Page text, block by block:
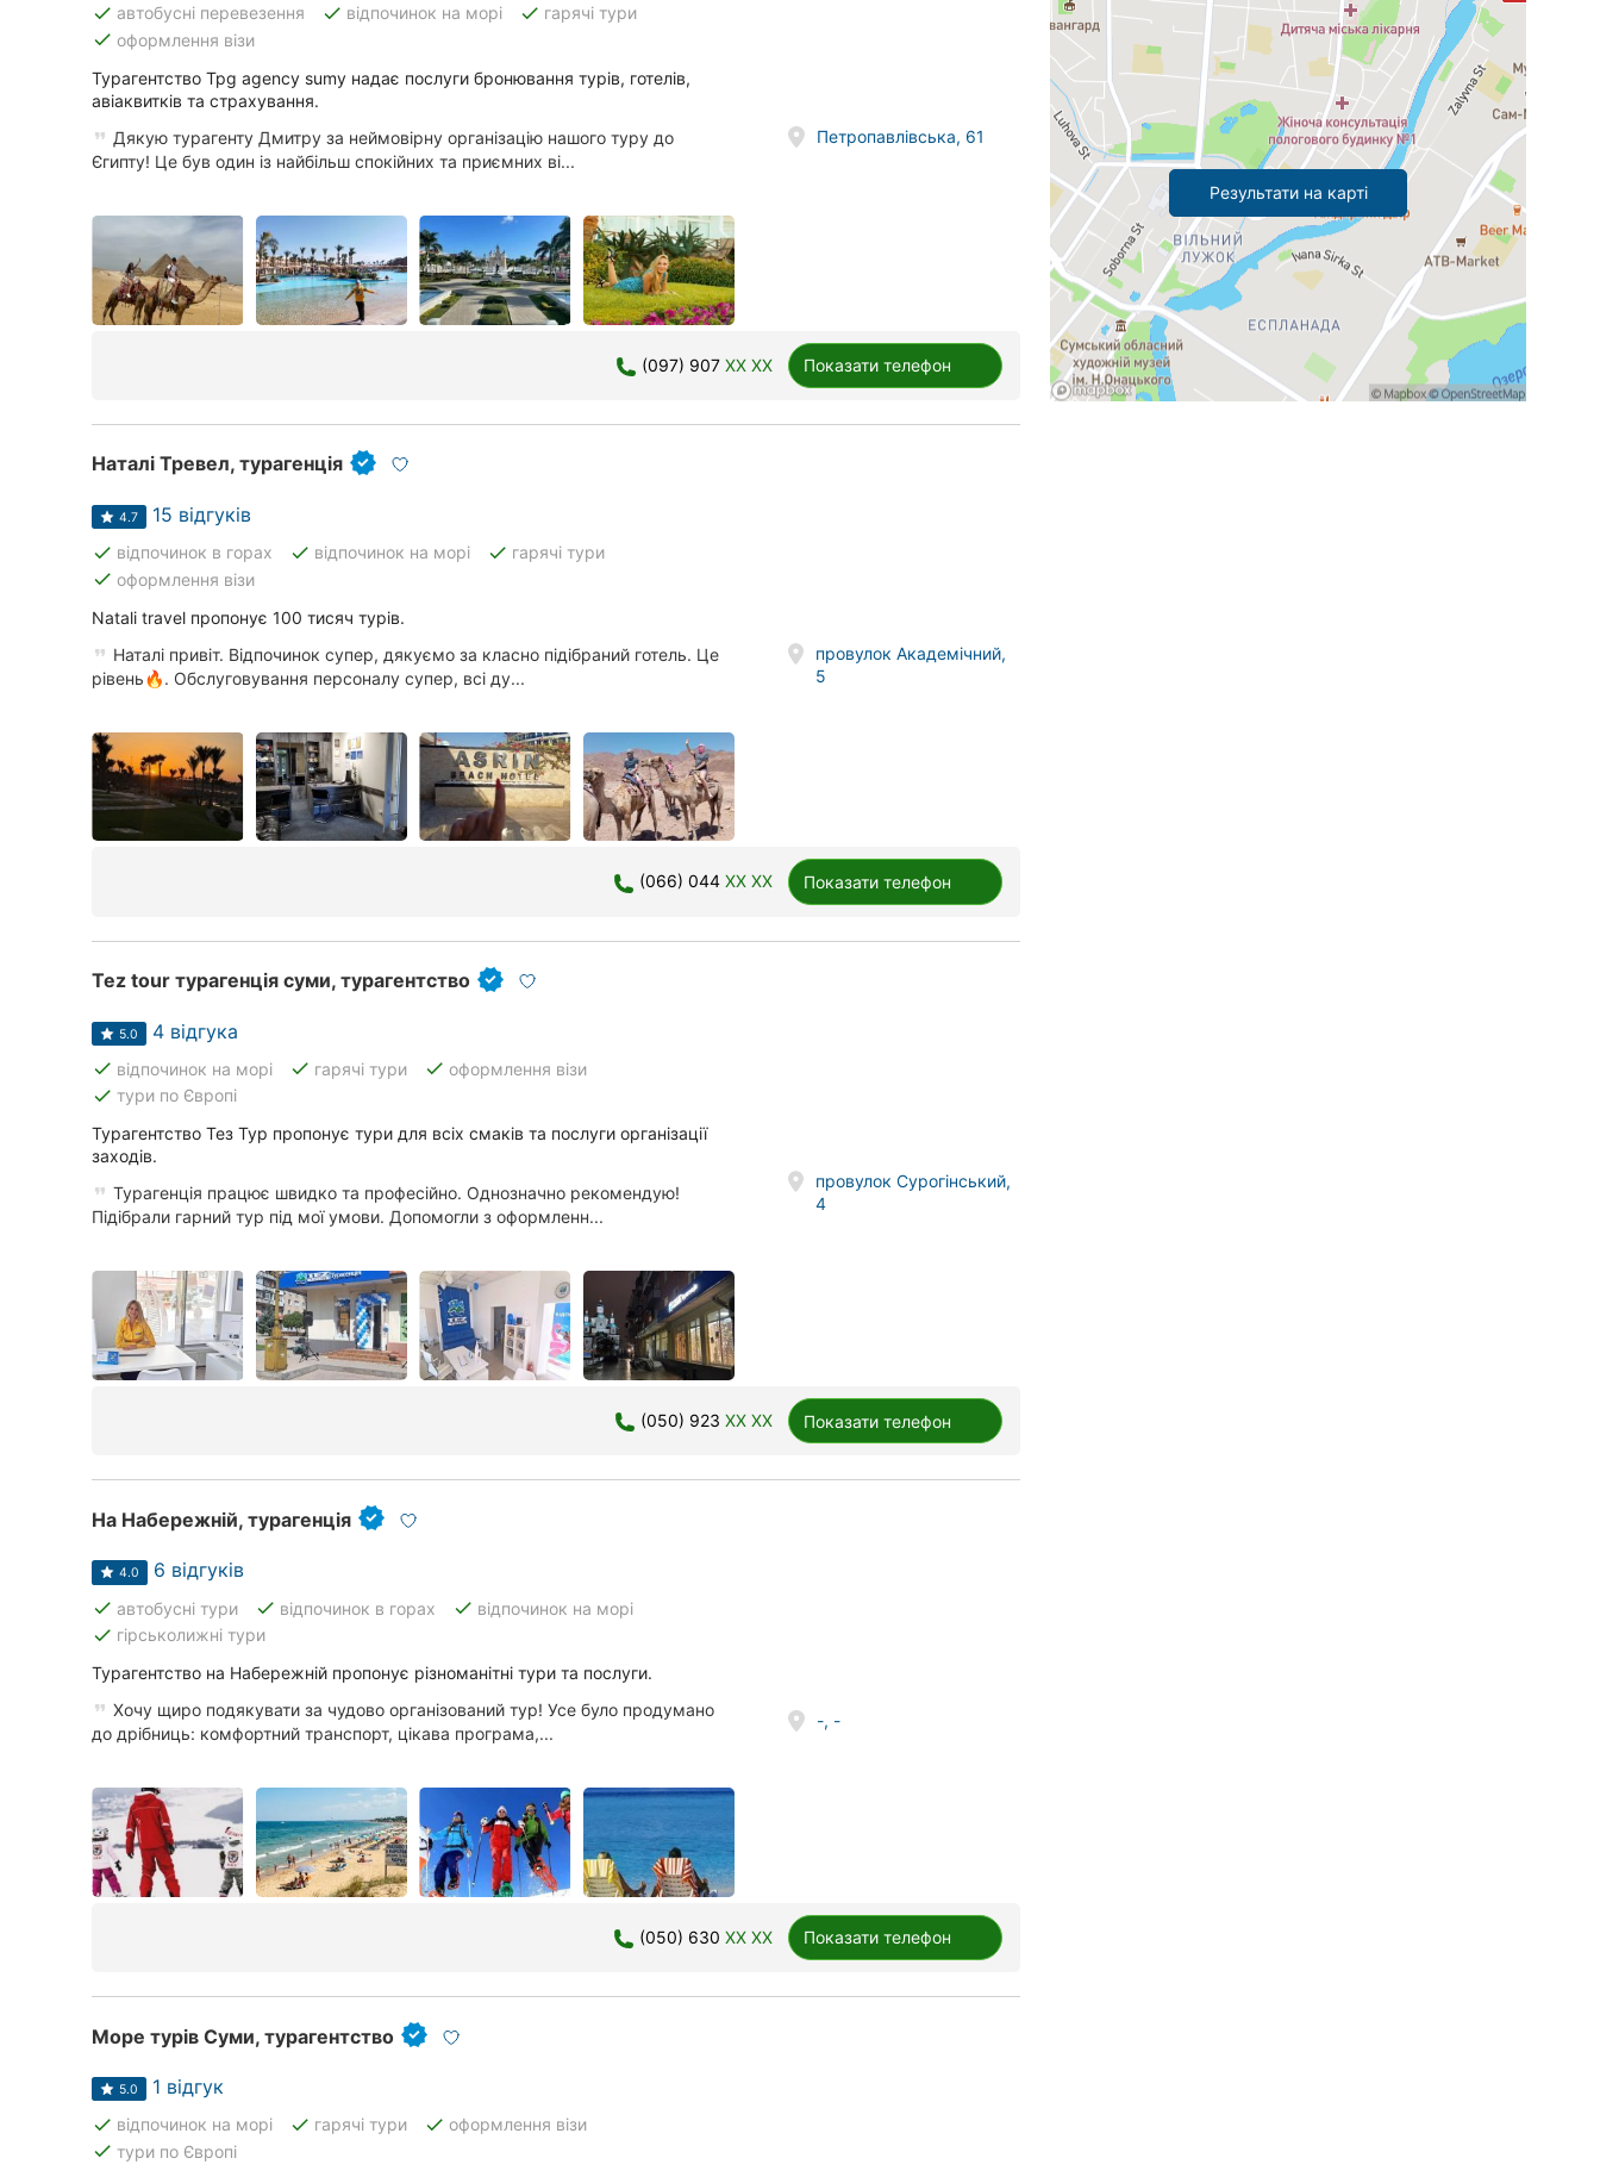
Всі міста:
Тернопіль
Харків
Дніпро
Кривий Ріг
Миколаїв
Полтава
Черкаси
Чернівці
Івано-Франківськ
done автобусні перевезення done відпочинок на морі done гарячі тури
done оформлення візи
Турагентство Tpg agency sumy надає послуги бронювання турів, готелів,
авіаквитків та страхування.
Дякую турагенту Дмитру за неймовірну організацію нашого туру до
Єгипту! Це був один із найбільш спокійних та приємних ві...
Петропавлівська, 61
(097) 907 XX XX Показати телефон
Наталі Тревел, турагенція
4.7 15 відгуків
done відпочинок в горах done відпочинок на морі done гарячі тури
done оформлення візи
Natali travel пропонує 100 тисяч турів.
Наталі привіт. Відпочинок супер, дякуємо за класно підібраний готель. Це
рівень🔥. Обслуговування персоналу супер, всі ду...
провулок Академічний,
5
(066) 044 XX XX Показати телефон
Tez tour турагенція суми, турагентство
5.0 4 відгука
done відпочинок на морі done гарячі тури done оформлення візи
done тури по Європі
Турагентство Тез Тур пропонує тури для всіх смаків та послуги організації
заходів.
Турагенція працює швидко та професійно. Однозначно рекомендую!
Підібрали гарний тур під мої умови. Допомогли з оформленн...
провулок Сурогінський,
4
(050) 923 XX XX Показати телефон
На Набережній, турагенція
4.0 6 відгуків
done автобусні тури done відпочинок в горах done відпочинок на морі
done гірськолижні тури
Турагентство на Набережній пропонує різноманітні тури та послуги.
Хочу щиро подякувати за чудово організований тур! Усе було продумано
до дрібниць: комфортний транспорт, цікава програма,...
-, -
(050) 630 XX XX Показати телефон
Море турів Суми, турагентство
5.0 1 відгук
done відпочинок на морі done гарячі тури done оформлення візи
done тури по Європі
Результати на карті